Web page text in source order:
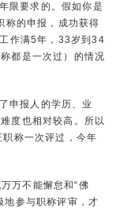
限要求的。假如你是
称的申报，成功获得
作满5年，33岁到34
都是一次过）的情况
申报人的学历、业
度也相对较高。所以
称一次评过，今年
万不能懈怠和“佛
地参与职称评审，才